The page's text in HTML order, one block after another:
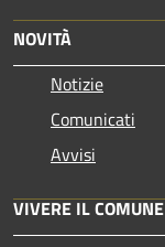
NOVITÀ
Notizie
Comunicati
Avvisi
VIVERE IL COMUNE